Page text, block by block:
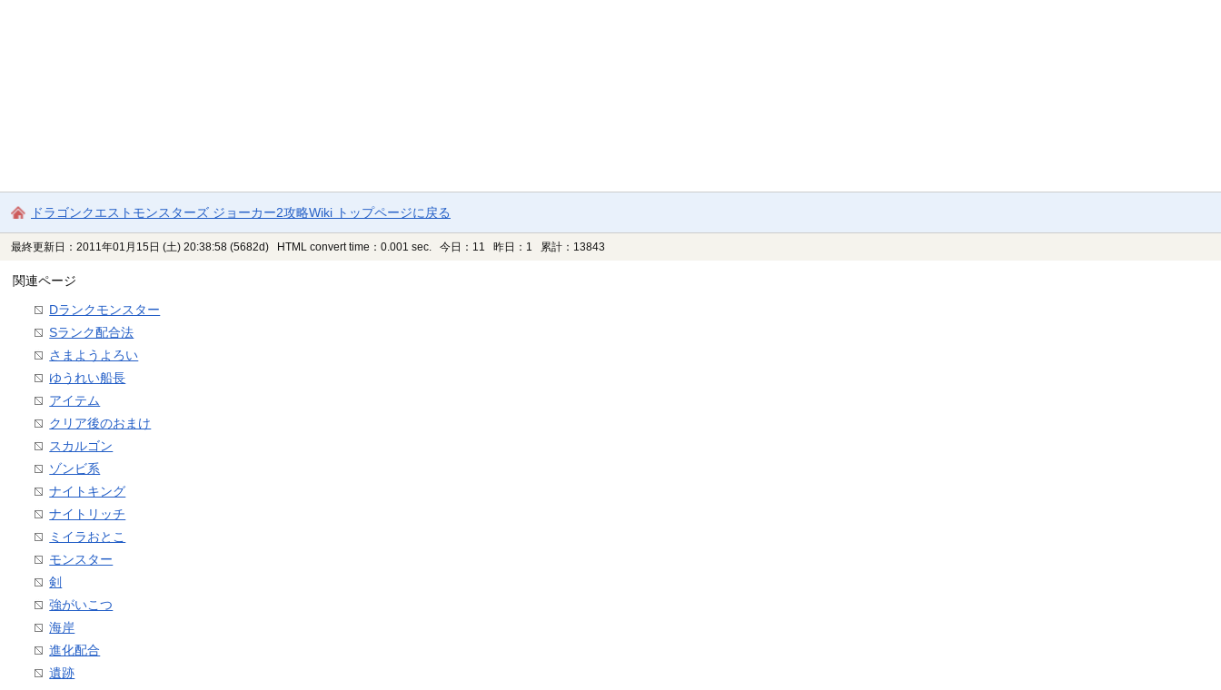
ドラゴンクエストモンスターズ ジョーカー2攻略Wiki トップページに戻る
最終更新日：2011年01月15日 (土) 20:38:58 (5682d) HTML convert time：0.001 sec. 今日：11 昨日：1 累計：13843
関連ページ
Dランクモンスター
Sランク配合法
さまようよろい
ゆうれい船長
アイテム
クリア後のおまけ
スカルゴン
ゾンビ系
ナイトキング
ナイトリッチ
ミイラおとこ
モンスター
剣
強がいこつ
海岸
進化配合
遺跡